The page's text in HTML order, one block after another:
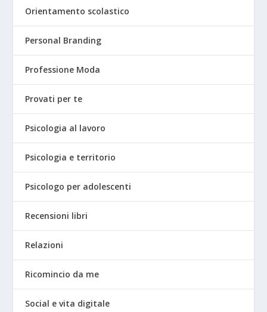
Orientamento scolastico
Personal Branding
Professione Moda
Provati per te
Psicologia al lavoro
Psicologia e territorio
Psicologo per adolescenti
Recensioni libri
Relazioni
Ricomincio da me
Social e vita digitale